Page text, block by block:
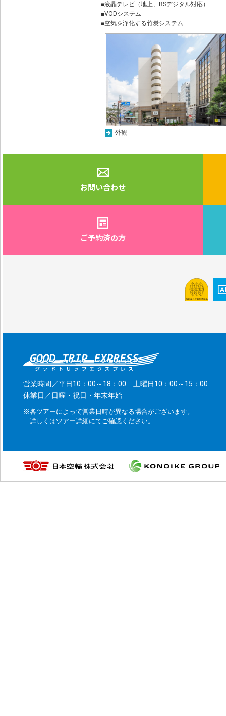
■液晶テレビ（地上、BSデジタル対応）
■VODシステム
■空気を浄化する竹炭システム
外観
お問い合わせ
ご予約済の方
営業時間／平日10：00～18：00 土曜日10：00～15：00
休業日／日曜・祝日・年末年始
※各ツアーによって営業日時が異なる場合がございます。
詳しくはツアー詳細にてご確認ください。